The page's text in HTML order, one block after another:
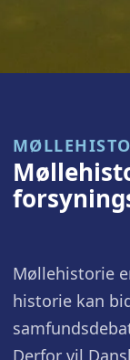
Møllehistorie
historie kan
Derfor vil